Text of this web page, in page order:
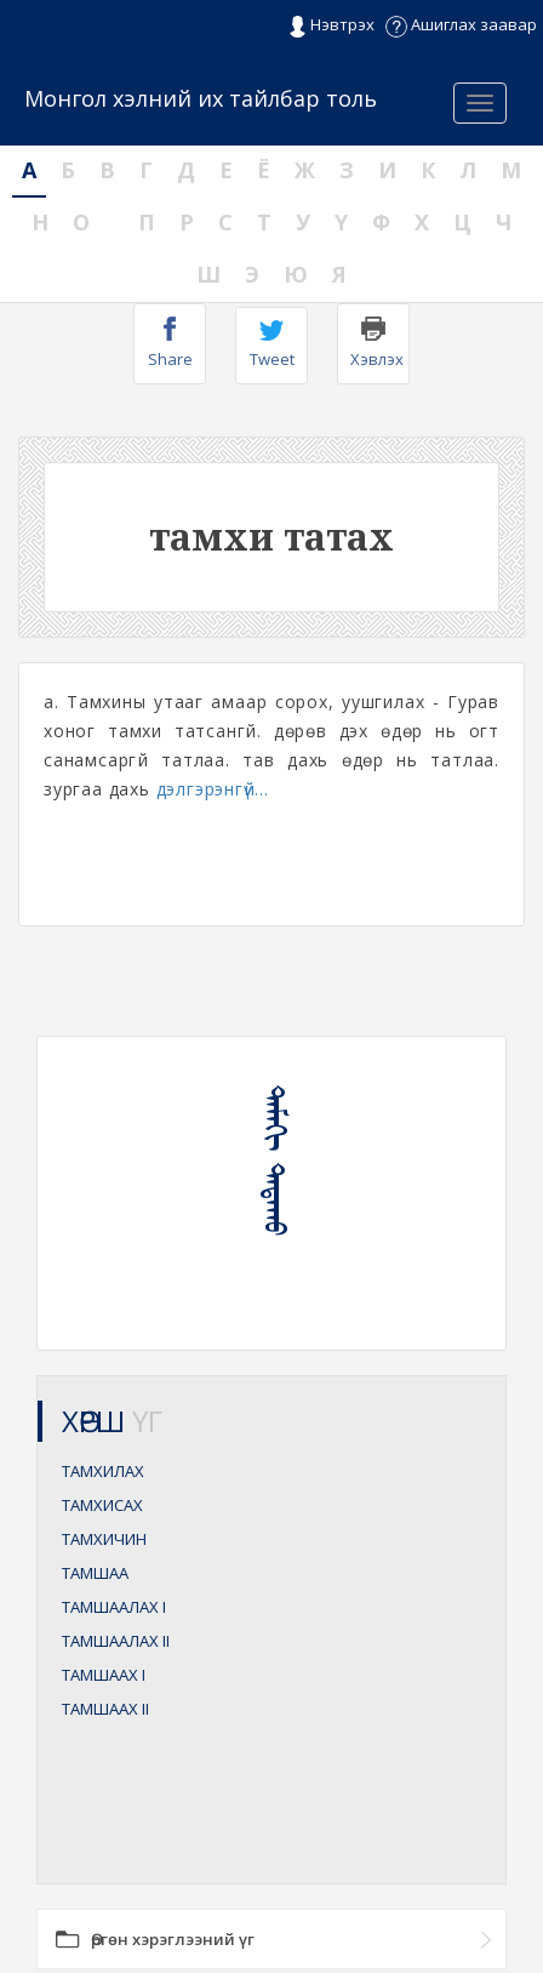
Нэвтрэх Ашиглах заавар
Menu
Монгол хэлний их тайлбар толь
А Б В Г Д Е Ё Ж З И К Л
М
Н
О П Р С Т У Ү Ф Х Ц
Ч
Ш
Э Ю Я
Share Tweet Хэвлэх
тамхи татах
а. Тамхины утааг амаар сорох, уушгилах - Гурав
хоног тамхи татсангүй. дөрөв дэх өдөр нь огт
санамсаргүй татлаа. тав дахь өдөр нь татлаа.
зургаа дахь дэлгэрэнгүй...
ᠲᠠᠮᠠᠬᠢ ᠲᠠᠲᠠᠬᠤ
ХӨРШ ҮГ
ТАМХИЛАХ
ТАМХИСАХ
ТАМХИЧИН
ТАМШАА
ТАМШААЛАХI
ТАМШААЛАХII
ТАМШААХI
ТАМШААХII
Өргөн хэрэглээний үг